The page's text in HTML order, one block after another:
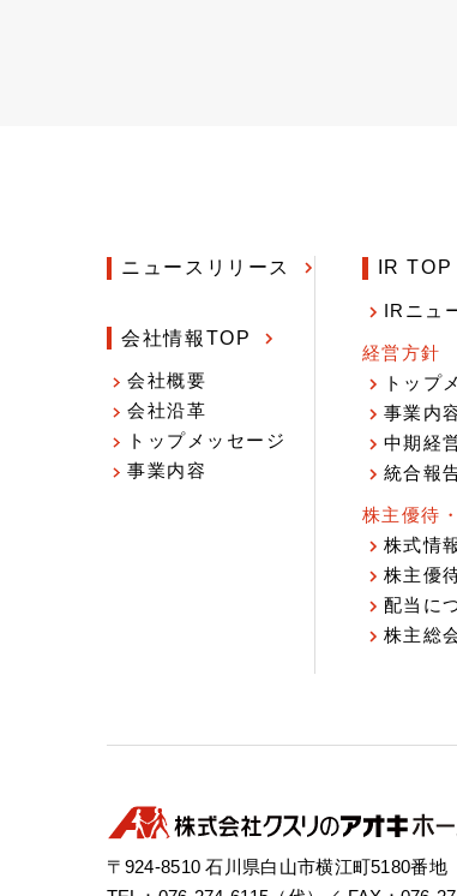
ニュースリリース
会社情報TOP
会社概要
会社沿革
トップメッセージ
事業内容
IR TOP
IRニュ
経営方針
トップ
事業内
中期経
統合報
株主優待
株式情
株主優
配当に
株主総
〒924-8510 石川県白山市横江町5180番地